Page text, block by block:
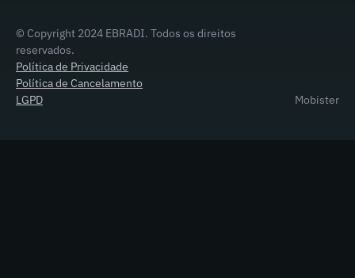
© Copyright 2024 EBRADI. Todos os direitos
reservados.
Política de Privacidade
Política de Cancelamento
LGPD
Mobister